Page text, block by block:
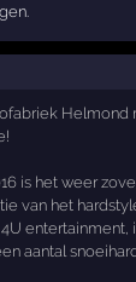
Helmond
is het weer
van het
entertainment,
aantal